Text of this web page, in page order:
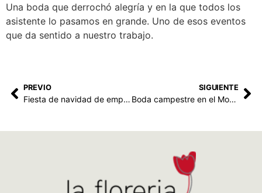
Una boda que derrochó alegría y en la que todos los
asistente lo pasamos en grande. Uno de esos eventos
que da sentido a nuestro trabajo.
PREVIO
Fiesta de navidad de empresa
SIGUIENTE
Boda campestre en el Monestir de Sant Salvi de Cladells